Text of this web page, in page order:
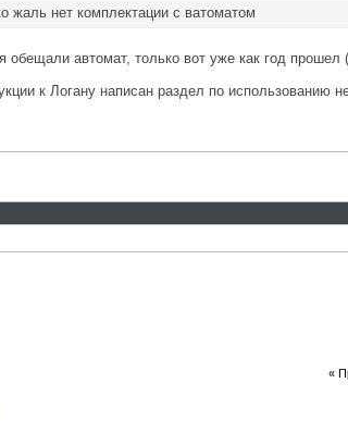
жаль нет комплектации с ватоматом
обещали автомат, только вот уже как год прошел
к Логану написан раздел по использованию
«